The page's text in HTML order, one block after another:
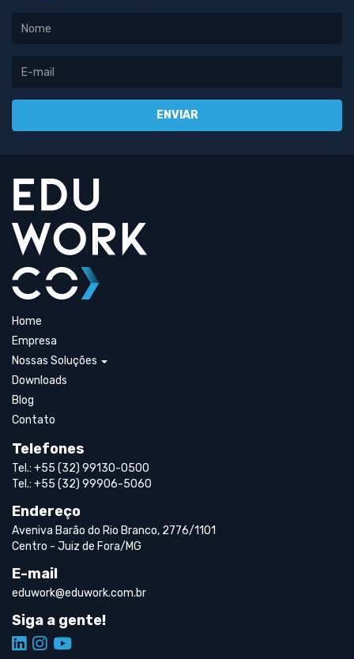
Home
Empresa
Nossas Soluções
Downloads
Blog
Contato
Telefones
Tel.: +55 (32) 99130-0500
Tel.: +55 (32) 99906-5060
Endereço
Aveniva Barão do Rio Branco, 2776/1101
Centro - Juiz de Fora/MG
E-mail
eduwork@eduwork.com.br
Siga a gente!